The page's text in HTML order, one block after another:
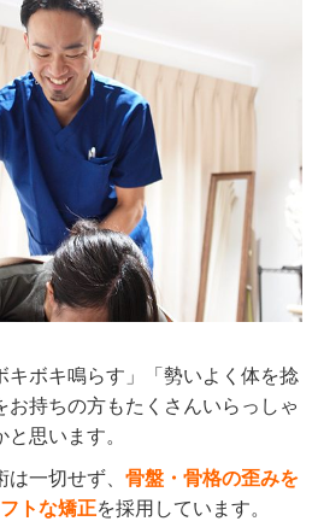
キボキ鳴らす」「勢いよく体を捻
お持ちの方もたくさんいらっしゃ
と思います。
一切せず、 骨盤・骨格の歪みを
トな矯正を採用しています。